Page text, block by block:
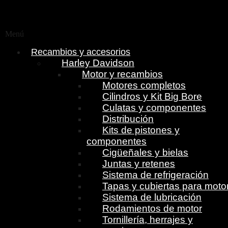
Menú
Recambios y accesorios
Harley Davidson
Motor y recambios
Motores completos
Cilindros y Kit Big Bore
Culatas y componentes
Distribución
Kits de pistones y
componentes
Cigüeñales y bielas
Juntas y retenes
Sistema de refrigeración
Tapas y cubiertas para
Sistema de lubricación
Rodamientos de motor
Tornillería, herrajes y